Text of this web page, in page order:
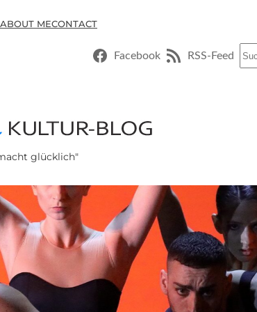
ABOUT MECONTACT
Facebook RSS-Feed
glücklich"